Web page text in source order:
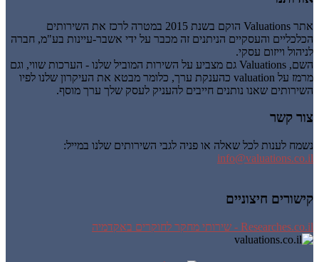
אתר Valuations הוקם בשנת 2015 במטרה לרכז את השירותים
הכלכליים והעסקיים הניתנים זה מכבר על ידי אשבר-עיינות בע"מ, חברה
לניהול וייזום עסקי.
השם, Valuations גם מצביע על השירות המוביל שלנו - הערכות שווי, וגם
מרמז על valuation כהענקת ערך, כלומר מבטא את העיקרון שלנו לפיו
השירותים שאנו נותנים חייבים להעניק לעסק שלך ערך מוסף.
צור קשר
נשמח לענות לכל שאלה או פניה לגבי השירותים שלנו במייל:
info@valuations.co.il
קישורים חיצוניים
Researches.co.il - שירותי מחקר לחוקרים באקדמיה